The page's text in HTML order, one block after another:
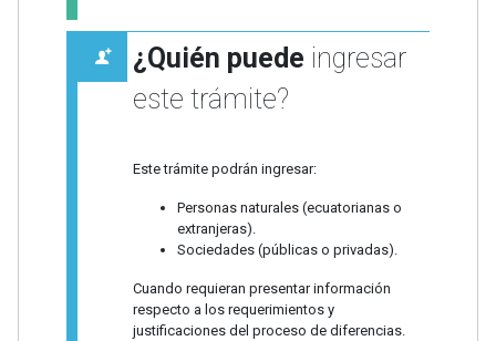
¿Quién puede ingresar
este trámite?
Este trámite podrán ingresar:
Personas naturales (ecuatorianas o
extranjeras).
Sociedades (públicas o privadas).
Cuando requieran presentar información
respecto a los requerimientos y
justificaciones del proceso de diferencias.